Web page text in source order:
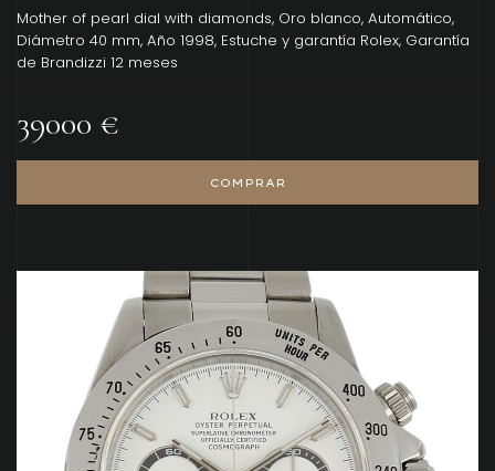
Mother of pearl dial with diamonds, Oro blanco, Automático,
Diámetro 40 mm, Año 1998, Estuche y garantía Rolex, Garantía
de Brandizzi 12 meses
39000 €
COMPRAR